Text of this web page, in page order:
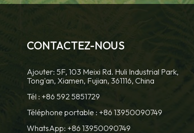
CONTACTEZ-NOUS
Ajouter: 5F, 103 Meixi Rd. Huli Industrial Park,
Tong'an, Xiamen, Fujian, 361116, China
Tél : +86 592 5851729
Téléphone portable : +86 13950090749
WhatsApp: +86 13950090749